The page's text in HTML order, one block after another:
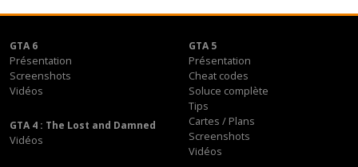
GTA 6
Présentation
Screenshots
Vidéos
GTA 5
Présentation
Cheat codes
Soluce complète
Tips
Cartes / Plans
Screenshots
Vidéos
GTA 4 : The Lost and Damned
Vidéos